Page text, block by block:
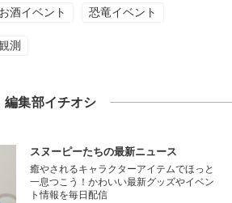
お酒イベント 恐竜イベント
測
編集部イチオシ
スヌーピーたちの最新ニュース
癒やされるキャラクターアイテムでほっと
一息つこう！かわいい最新グッズやイベン
ト情報を毎日配信